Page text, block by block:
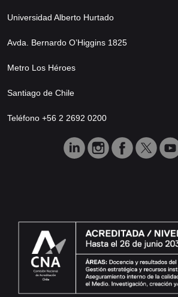
Universidad Alberto Hurtado
Avda. Bernardo O’Higgins 1825
Metro Los Héroes
Santiago de Chile
Teléfono +56 2 2692 0200